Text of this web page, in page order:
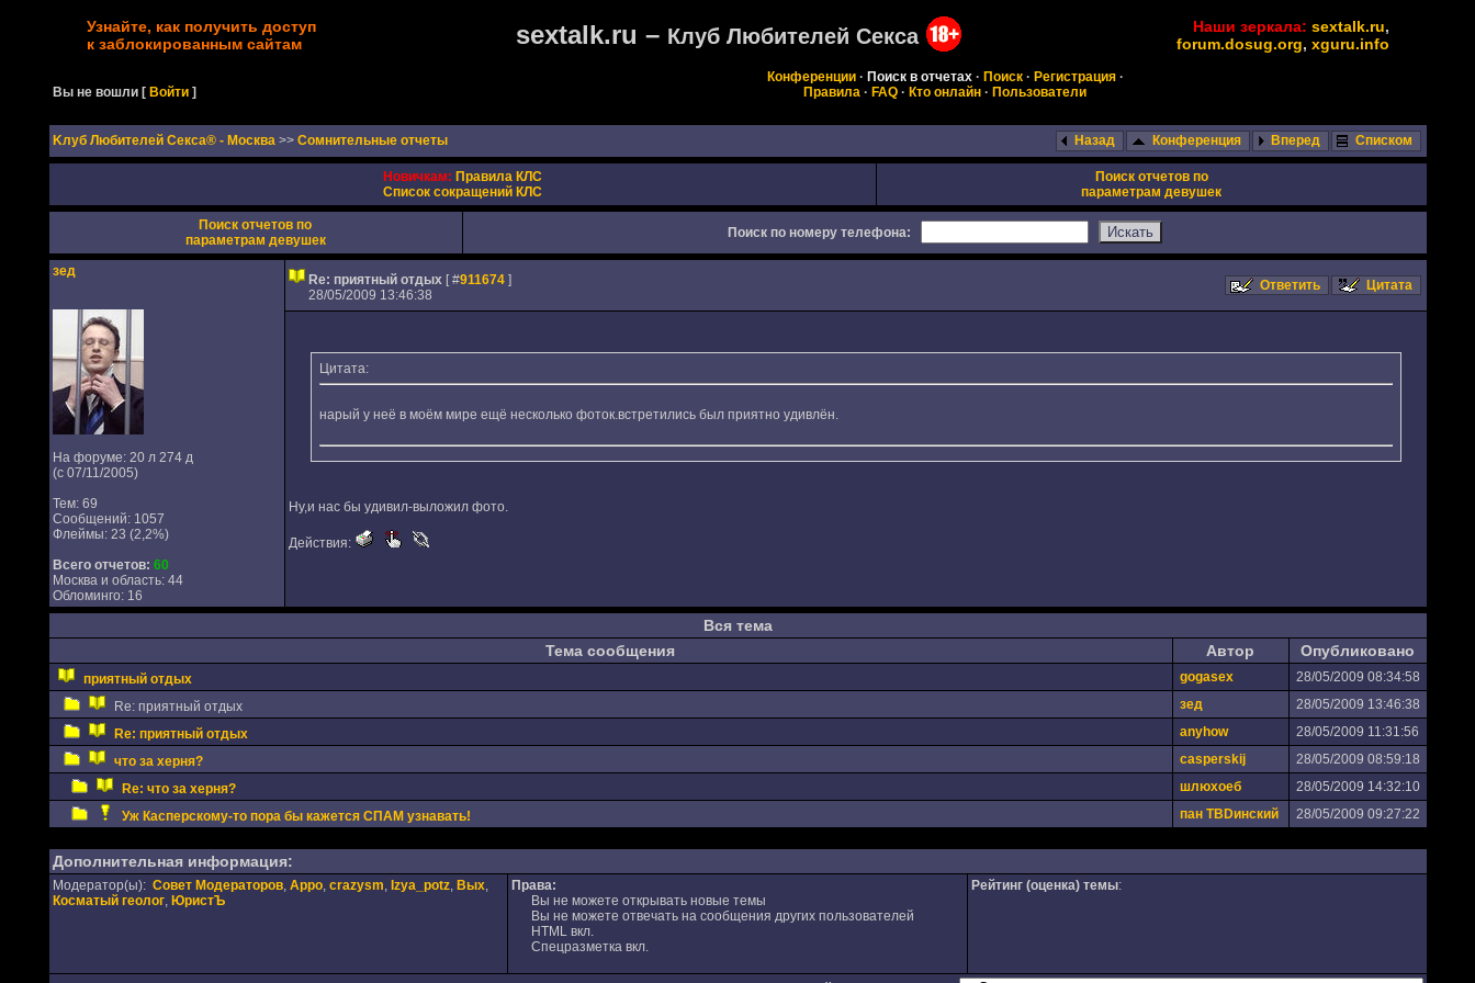
Узнайте, как получить доступ
к заблокированным сайтам
sextalk.ru – Клуб Любителей Секса Наши зеркала: sextalk.ru,
forum.dosug.org, xguru.info
Вы не вошли [Войти ]
Конференции· Поиск в отчетах· Поиск· Регистрация·
Правила · FAQ · Кто онлайн · Пользователи
Kлуб Любителей Секса® - Москва >> Сомнительные отчеты Назад Конференция Вперед Списком
Новичкам: Правила КЛС
Список сокращений КЛС
Поиск отчетов по
параметрам девушек
Поиск отчетов по
параметрам девушек
Поиск по номеру телефона:
зед
На форуме: 20 л 274 д
(с 07/11/2005)
Тем: 69
Сообщений: 1057
Флеймы: 23 (2,2%)
Всего отчетов: 60
Москва и область: 44
Обломинго: 16
Re: приятный отдых [ #911674]
28/05/2009 13:46:38
Ответить Цитата
Цитата:
нарый у неё в моём мире ещё несколько фоток.встретились был приятно удивлён.
Ну,и нас бы удивил-выложил фото.
Действия:
Вся тема
Тема сообщения
Автор Опубликовано
приятный отдых gogasex
28/05/2009 08:34:58
Re: приятный отдых
зед
28/05/2009 13:46:38
Re: приятный отдых
anyhow
28/05/2009 11:31:56
что за херня?
casperskij
28/05/2009 08:59:18
Re: что за херня?
шлюхоеб
28/05/2009 14:32:10
Уж Касперскому-то пора бы кажется СПАМ узнавать!
пан TBDинский 28/05/2009 09:27:22
Дополнительная информация:
Модератор(ы): Совет Модераторов, Appo, crazysm, Izya_potz, Вых,
Косматый геолог, ЮристЪ
Права:
Вы не можете открывать новые темы
Вы не можете отвечать на сообщения других пользователей
HTML вкл.
Спецразметка вкл.
Рейтинг (оценка) темы: